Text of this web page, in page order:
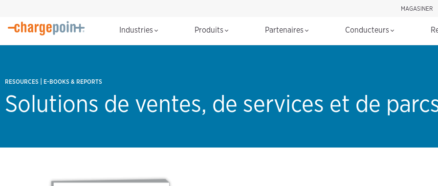
MAGASINER
Industries Produits Partenaires Conducteurs
RESOURCES E-BOOKS & REPORTS
Solutions de ventes, de services et de